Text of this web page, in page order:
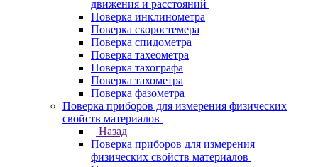
движения и расстояний
Поверка инклинометра
Поверка скоростемера
Поверка спидометра
Поверка тахеометра
Поверка тахографа
Поверка тахометра
Поверка фазометра
Поверка приборов для измерения физических
свойств материалов
Назад
Поверка приборов для измерения
физических свойств материалов